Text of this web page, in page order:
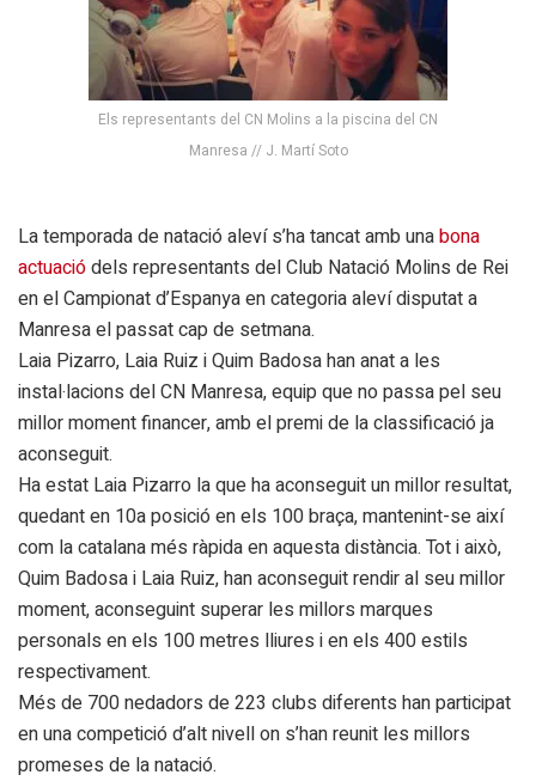
Els representants del CN Molins a la piscina del CN
Manresa // J. Martí Soto
La temporada de natació aleví s’ha tancat amb unabona
actuaciódels representants del Club Natació Molins de Rei
en el Campionat d’Espanya en categoria aleví disputat a
Manresa el passat cap de setmana.
Laia Pizarro, Laia Ruiz i Quim Badosa han anat a les
instal·lacions del CN Manresa, equip que no passa pel seu
millor moment financer, amb el premi de la classificació ja
aconseguit.
Ha estat Laia Pizarro la que ha aconseguit un millor resultat,
quedant en 10a posició en els 100 braça, mantenint-se així
com la catalana més ràpida en aquesta distància. Tot i això,
Quim Badosa i Laia Ruiz, han aconseguit rendir al seu millor
moment, aconseguint superar les millors marques
personals en els 100 metres lliures i en els 400 estils
respectivament.
Més de 700 nedadors de 223 clubs diferents han participat
en una competició d’alt nivell on s’han reunit les millors
promeses de la natació.